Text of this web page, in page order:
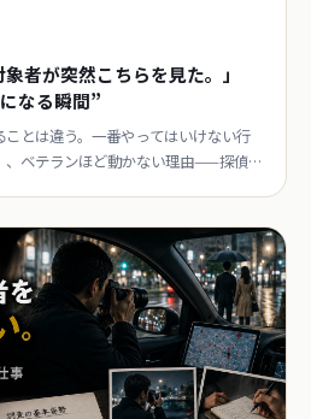
者が突然こちらを見た。」
なる瞬間”
とは違う。一番やってはいけない行
、ベテランほど動かない理由——探偵歴